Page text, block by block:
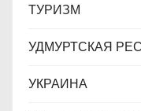
ТУРИЗМ
УДМУРТСКАЯ
УКРАИНА